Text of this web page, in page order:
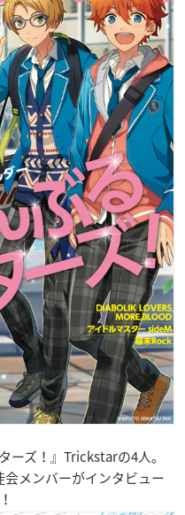
ーズ！』Trickstarの4人。
メンバーがインタビュー